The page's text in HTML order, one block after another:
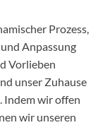
Prozess,
Anpassung
Vorlieben
unser Zuhause
Indem wir offen
wir unseren